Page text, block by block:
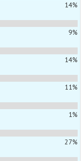
14%
9%
14%
11%
1%
27%